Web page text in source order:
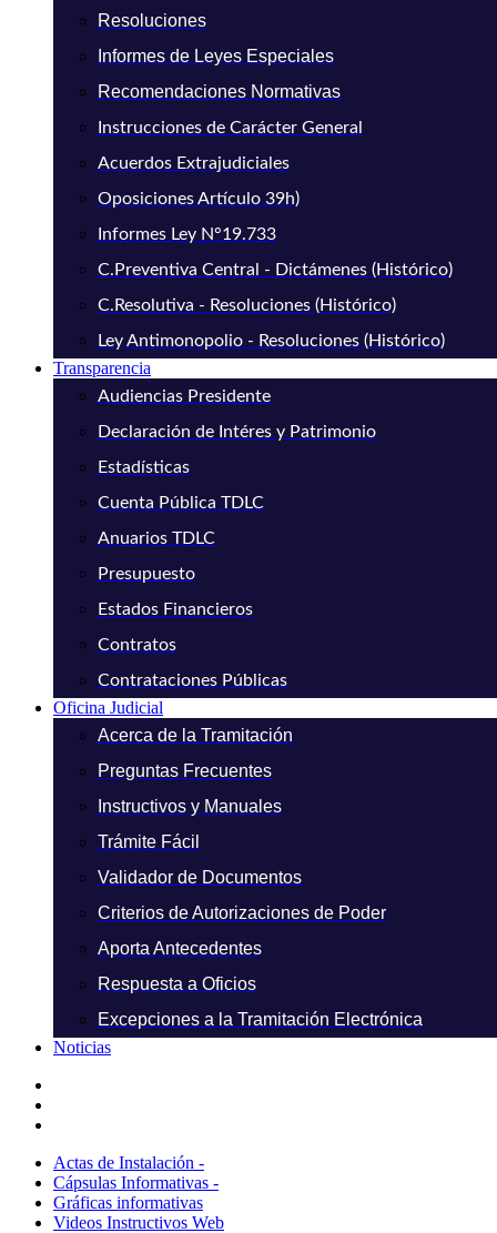
Resoluciones
Informes de Leyes Especiales
Recomendaciones Normativas
Instrucciones de Carácter General
Acuerdos Extrajudiciales
Oposiciones Artículo 39h)
Informes Ley N°19.733
C.Preventiva Central - Dictámenes (Histórico)
C.Resolutiva - Resoluciones (Histórico)
Ley Antimonopolio - Resoluciones (Histórico)
Transparencia
Audiencias Presidente
Declaración de Intéres y Patrimonio
Estadísticas
Cuenta Pública TDLC
Anuarios TDLC
Presupuesto
Estados Financieros
Contratos
Contrataciones Públicas
Oficina Judicial
Acerca de la Tramitación
Preguntas Frecuentes
Instructivos y Manuales
Trámite Fácil
Validador de Documentos
Criterios de Autorizaciones de Poder
Aporta Antecedentes
Respuesta a Oficios
Excepciones a la Tramitación Electrónica
Noticias
Actas de Instalación -
Cápsulas Informativas -
Gráficas informativas
Videos Instructivos Web